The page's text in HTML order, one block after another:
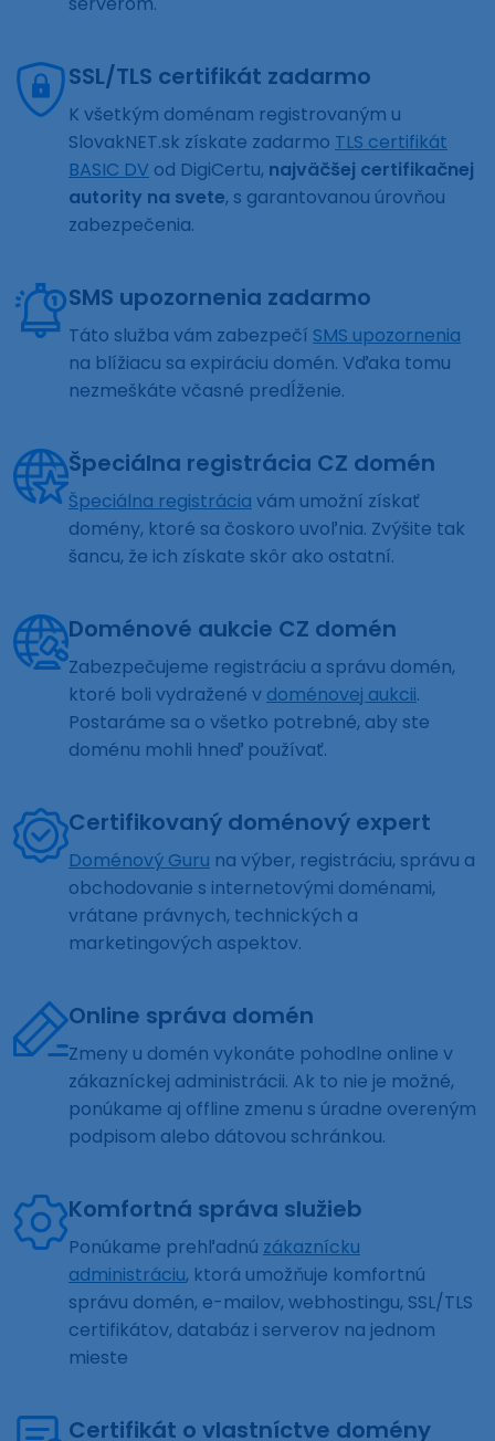
SSL/TLS certifikát zadarmo
K všetkým doménam registrovaným u
SlovakNET.sk získate zadarmo TLS certifikát
BASIC DV od DigiCertu, najväčšej certifikačnej
autority na svete, s garantovanou úrovňou
zabezpečenia.
SMS upozornenia zadarmo
Táto služba vám zabezpečí SMS upozornenia
na blížiacu sa expiráciu domén. Vďaka tomu
nezmeškáte včasné predĺženie.
Špeciálna registrácia CZ domén
Špeciálna registrácia vám umožní získať
domény, ktoré sa čoskoro uvoľnia. Zvýšite tak
šancu, že ich získate skôr ako ostatní.
Doménové aukcie CZ domén
Zabezpečujeme registráciu a správu domén,
ktoré boli vydražené v doménovej aukcii.
Postaráme sa o všetko potrebné, aby ste
doménu mohli hneď používať.
Certifikovaný doménový expert
Doménový Guru na výber, registráciu, správu a
obchodovanie s internetovými doménami,
vrátane právnych, technických a
marketingových aspektov.
Online správa domén
Zmeny u domén vykonáte pohodlne online v
zákazníckej administrácii. Ak to nie je možné,
ponúkame aj offline zmenu s úradne overeným
podpisom alebo dátovou schránkou.
Komfortná správa služieb
Ponúkame prehľadnú zákaznícku
administráciu, ktorá umožňuje komfortnú
správu domén, e-mailov, webhostingu, SSL/TLS
certifikátov, databáz i serverov na jednom
mieste
Certifikát o vlastníctve domény